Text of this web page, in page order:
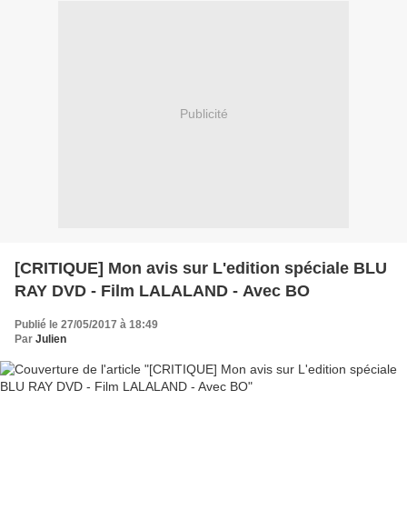
Publicité
[CRITIQUE] Mon avis sur L'edition spéciale BLU
RAY DVD - Film LALALAND - Avec BO
Publié le 27/05/2017 à 18:49
Par Julien